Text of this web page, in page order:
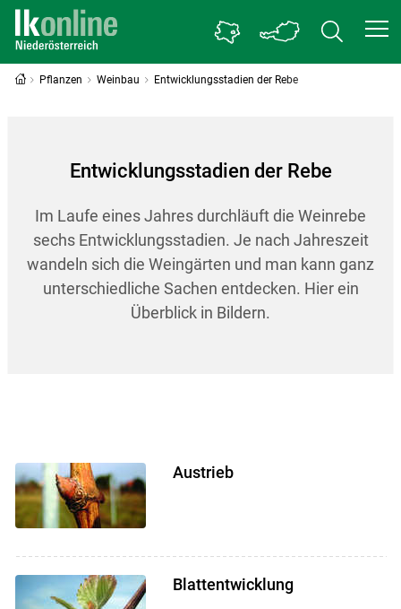
Pflanzen Weinbau Entwicklungsstadien der Rebe
Entwicklungsstadien der Rebe
Im Laufe eines Jahres durchläuft die Weinrebe
sechs Entwicklungsstadien. Je nach Jahreszeit
wandeln sich die Weingärten und man kann ganz
unterschiedliche Sachen entdecken. Hier ein
Überblick in Bildern.
Austrieb
Blattentwicklung